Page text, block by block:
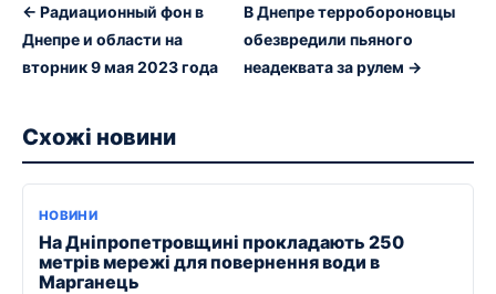
← Радиационный фон в
Днепре и области на
вторник 9 мая 2023 года
В Днепре терробороновцы
обезвредили пьяного
неадеквата за рулем →
Схожі новини
НОВИНИ
На Дніпропетровщині прокладають 250
метрів мережі для повернення води в
Марганець